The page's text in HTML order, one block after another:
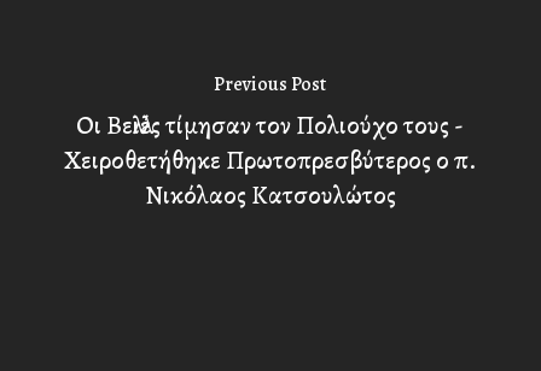
Previous Post
Οι Βελλιές τίμησαν τον Πολιούχο τους -
Χειροθετήθηκε Πρωτοπρεσβύτερος ο π.
Νικόλαος Κατσουλώτος